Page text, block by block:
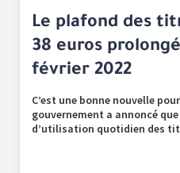
Le plafond des
38 euros
février 2022
C’est une bonne nouvelle
gouvernement a annoncé
d’utilisation quotidien des